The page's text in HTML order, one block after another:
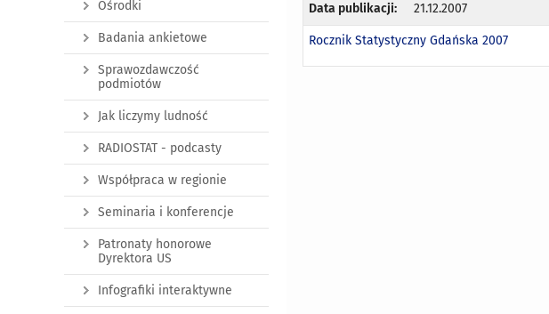
Data publikacji: 21.12.2007
Rocznik Statystyczny Gdańska 2007
Ośrodki
Badania ankietowe
Sprawozdawczość
podmiotów
Jak liczymy ludność
RADIOSTAT - podcasty
Współpraca w regionie
Seminaria i konferencje
Patronaty honorowe
Dyrektora US
Infografiki interaktywne